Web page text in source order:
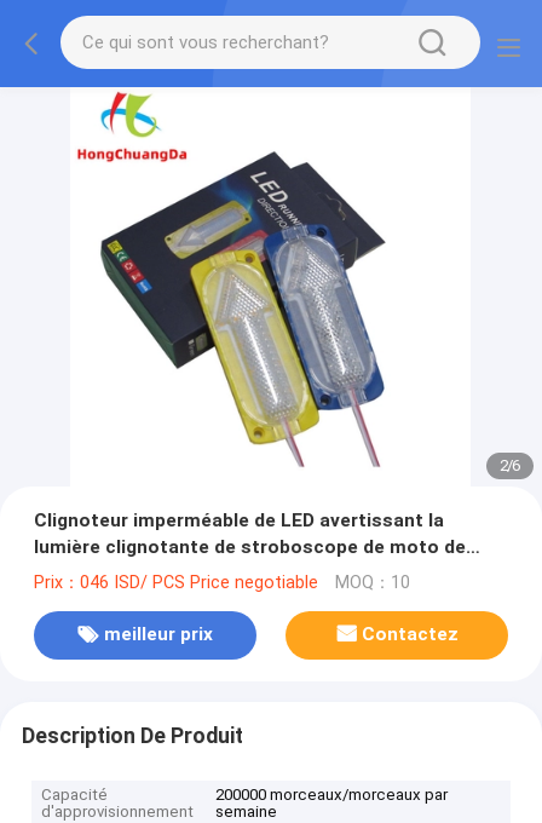
2/6
Clignoteur imperméable de LED avertissant la
lumière clignotante de stroboscope de moto de
voiture de LED
Prix：046 ISD/ PCS Price negotiable MOQ：10
meilleur prix Contactez
Description De Produit
Capacité
d'approvisionnement
200000 morceaux/morceaux par
semaine